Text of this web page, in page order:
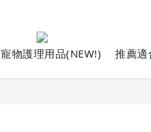
寵物護理用品(NEW!) 推薦適